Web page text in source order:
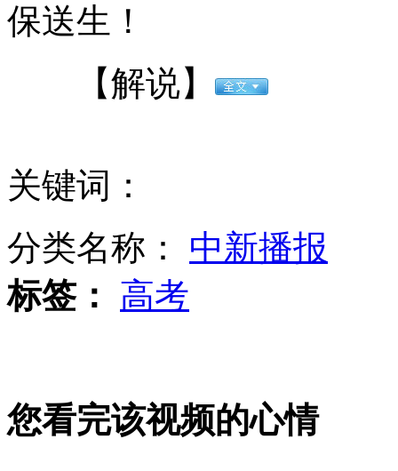
实拍:女子做减肥触电身亡 全身青紫呼吸停止
潘基文：朝韩同意复会令人鼓舞
女孩北京地铁殴打老人 痛下狠手拳打脚踢
保送生！
【解说】
关键词：
分类名称： 中新播报
标签：
高考
您看完该视频的心情